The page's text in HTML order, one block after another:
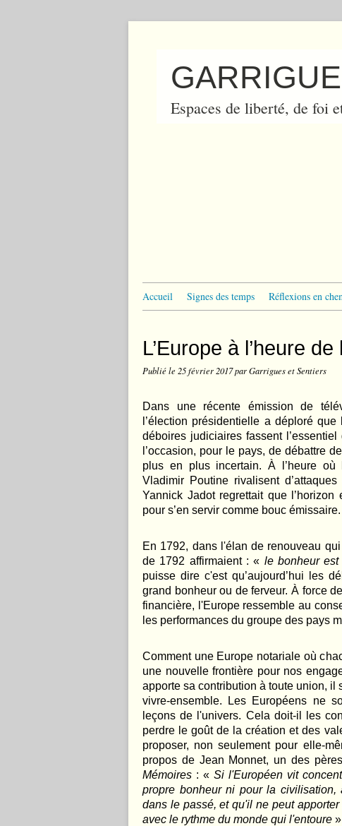
Espaces de liberté, de foi
Accueil Signes des temps Réflexions en
L’Europe à l’heure
Publié le 25 février 2017par Garrigues et Sentiers
Dans une récente émission de
l’élection présidentielle a déploré
déboires judiciaires fassent
l’occasion, pour le pays, de débattre
plus en plus incertain. À l’heure où
Vladimir Poutine rivalisent
Yannick Jadot regrettait que
pour s’en servir comme bouc émissaire.
En 1792, dans l'élan de renouveau
de 1792 affirmaient : « le bonheur
puisse dire c'est qu’aujourd’hui les
grand bonheur ou de ferveur. À force
financière, l'Europe ressemble au
les performances du groupe des pays
Comment une Europe notariale où
une nouvelle frontière pour nos
apporte sa contribution à toute union, il
vivre-ensemble. Les Européens ne
leçons de l'univers. Cela doit-il les
perdre le goût de la création et des
proposer, non seulement pour elle-
propos de Jean Monnet, un des
Mémoires : « Si l'Européen vit
propre bonheur ni pour la
dans le passé, et qu'il ne peut
avec le rythme du monde qui l'entoure »